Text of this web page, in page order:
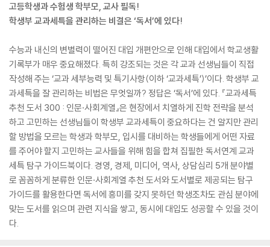
고등학생과 수험생 학부모, 교사 필독!
학생부 교과세특을 관리하는 비결은 ‘독서’에 있다!
수능과 내신의 변별력이 떨어진 대입 개편안으로 인해 대입에서 학교생활
기록부가 매우 중요해졌다. 특히 강조되는 것은 각 교과 선생님들이 직접
작성해 주는 ‘교과 세부능력 및 특기사항(이하 ‘교과세특’)’이다. 학생부 교
과세특을 잘 관리하는 비법은 무엇일까? 정답은 ‘독서’에 있다. 『교과세특
추천 도서 300 : 인문·사회계열』은 현장에서 치열하게 진학 전략을 분석
하고 고민하는 선생님들이 학생부 교과세특이 중요하다는 건 알지만 관리
할 방법을 모르는 학생과 학부모, 입시를 대비하는 학생들에게 어떤 자료
를 주어야 할지 고민하는 교사들을 위해 힘을 합쳐 집필한 독서연계 교과
세특 탐구 가이드북이다. 경영, 경제, 미디어, 역사, 상담심리 5개 분야별
로 꼼꼼하게 분류한 인문·사회계열 추천 도서와 도서별로 제공되는 탐구
가이드를 활용한다면 독서에 흥미를 갖지 못하던 학생조차도 관심 분야에
맞는 도서를 읽으며 관련 지식을 쌓고, 동시에 대입도 성공할 수 있을 것이
다.